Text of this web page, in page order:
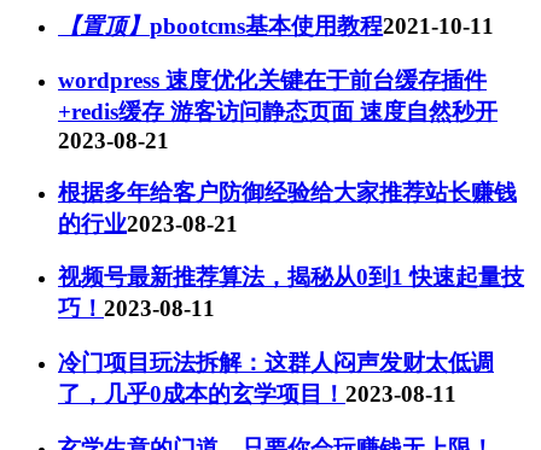
【置顶】 pbootcms基本使用教程2021-10-11
wordpress 速度优化关键在于前台缓存插件
+redis缓存 游客访问静态页面 速度自然秒开
2023-08-21
根据多年给客户防御经验给大家推荐站长赚钱
的行业2023-08-21
视频号最新推荐算法，揭秘从0到1 快速起量技
巧！ 2023-08-11
冷门项目玩法拆解：这群人闷声发财太低调
了，几乎0成本的玄学项目！ 2023-08-11